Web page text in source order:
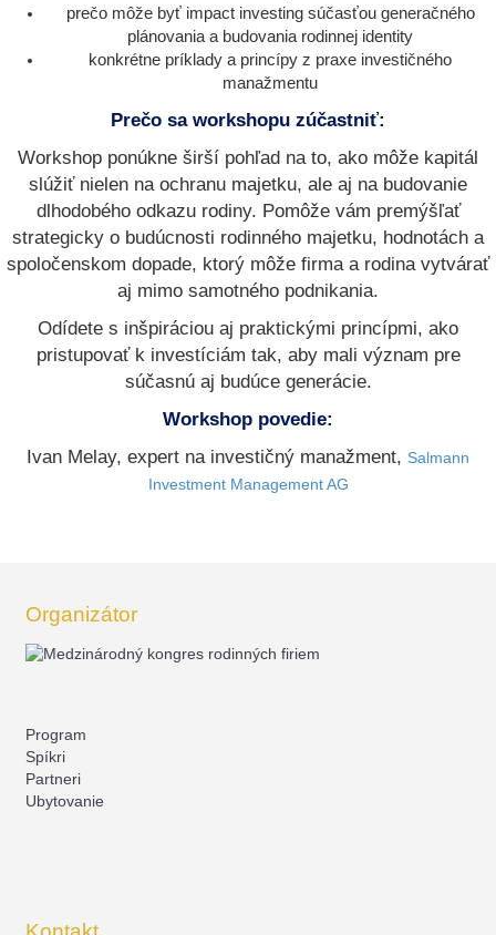
prečo môže byť impact investing súčasťou generačného
plánovania a budovania rodinnej identity
konkrétne príklady a princípy z praxe investičného
manažmentu
Prečo sa workshopu zúčastniť:
Workshop ponúkne širší pohľad na to, ako môže kapitál
slúžiť nielen na ochranu majetku, ale aj na budovanie
dlhodobého odkazu rodiny. Pomôže vám premýšľať
strategicky o budúcnosti rodinného majetku, hodnotách a
spoločenskom dopade, ktorý môže firma a rodina vytvárať
aj mimo samotného podnikania.
Odídete s inšpiráciou aj praktickými princípmi, ako
pristupovať k investíciám tak, aby mali význam pre
súčasnú aj budúce generácie.
Workshop povedie:
Ivan Melay, expert na investičný manažment, Salmann
Investment Management AG
Organizátor
Program
Spíkri
Partneri
Ubytovanie